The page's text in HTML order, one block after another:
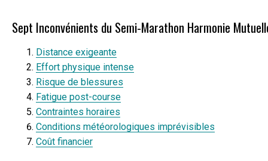
Sept Inconvénients du Semi-Marathon Harmonie
Distance exigeante
Effort physique intense
Risque de blessures
Fatigue post-course
Contraintes horaires
Conditions météorologiques imprévisibles
Coût financier